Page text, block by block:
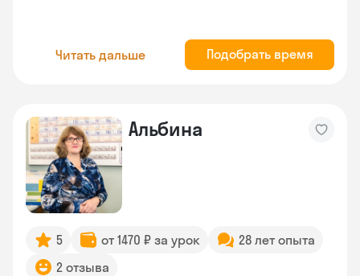
Читать дальше Подобрать время
Альбина
5 от 1470 ₽ за урок
28 лет опыта
2 отзыва